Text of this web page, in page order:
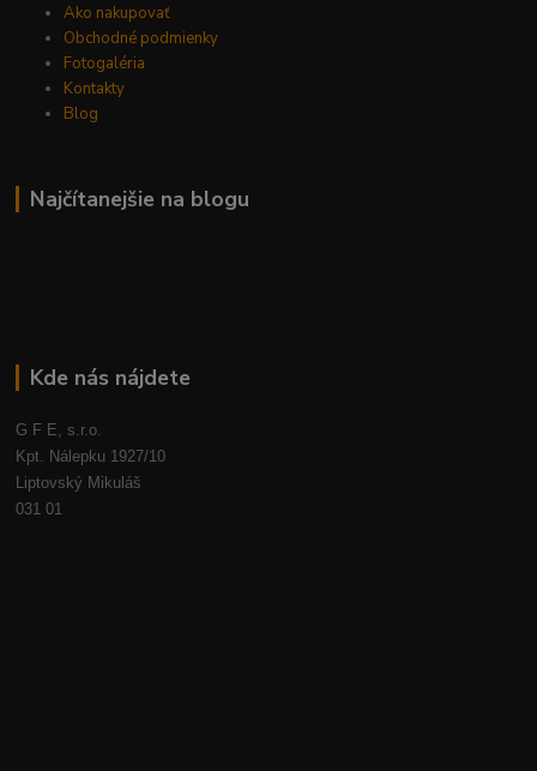
Ako nakupovať
Obchodné podmienky
Fotogaléria
Kontakty
Blog
Najčítanejšie na blogu
Kde nás nájdete
G F E, s.r.o.
Kpt. Nálepku 1927/10
Liptovský Mikuláš
031 01